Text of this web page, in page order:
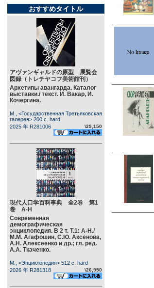
おすすめタイトル
アヴァンギャルドの原型 展覧会
図録（トレチヤコフ美術館刊）
Архетипы авангарда. Каталог
выставки./ текст. И. Вакар, И.
Кочергина.
М., <Государственная Третьяковская
галерея> 200 c. hard
2025 年 R281006
\29,150
現代人口学百科事典 全2巻 第1
巻 А-Н
Современная
демографическая
энциклопедия. В 2 т. Т.1: А-Н./
М.М. Агафошин, С.Ю. Аксенова,
А.Н. Алексеенко и др.; гл. ред.
А.А. Ткаченко.
М., <Энциклопедия> 512 c. hard
2026 年 R281318
\26,950